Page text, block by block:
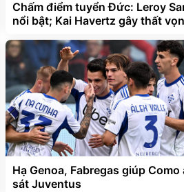
Chấm điểm tuyển Đức: Leroy
nổi bật; Kai Havertz gây thất
Hạ Genoa, Fabregas giúp Como
sát Juventus